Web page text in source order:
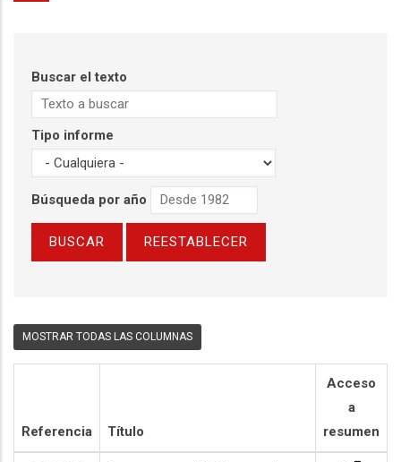
Buscar el texto
Tipo informe
Búsqueda por año
MOSTRAR TODAS LAS COLUMNAS
Referencia Título
Acceso
a
resumen